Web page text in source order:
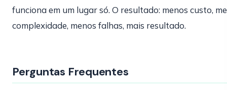
funciona em um lugar só. O resultado: menos custo,
complexidade, menos falhas, mais resultado.
Perguntas Frequentes